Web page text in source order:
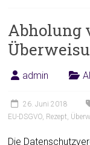
Abholung
admin
26. Juni 2018
EU-DSGVO, Rezept,
Die